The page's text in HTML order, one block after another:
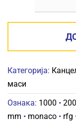
Категорија:
маси
Ознака: 1000 •
mm • monaco• rfg